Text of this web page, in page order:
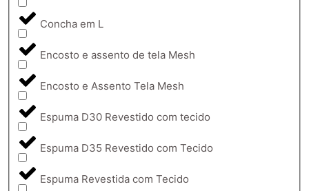
Concha em L
Encosto e assento de tela Mesh
Encosto e Assento Tela Mesh
Espuma D30 Revestido com tecido
Espuma D35 Revestido com Tecido
Espuma Revestida com Tecido